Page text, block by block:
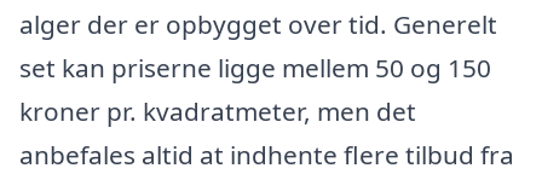
alger der er opbygget over tid. Generelt
set kan priserne ligge mellem 50 og 150
kroner pr. kvadratmeter, men det
anbefales altid at indhente flere tilbud fra